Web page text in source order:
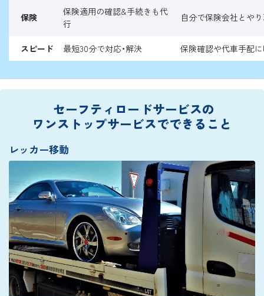
保険
保険適用の確認&手続きも代
行
自分で保険会社とや
スピード 最短30分で対応・解決 保険確認や代車手配
セーフティロードサービスの
ワンストップサービスでできること
レッカー移動